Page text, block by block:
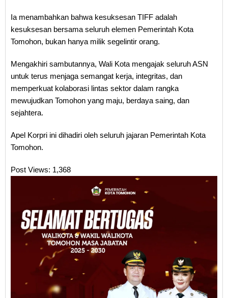
Ia menambahkan bahwa kesuksesan TIFF adalah
kesuksesan bersama seluruh elemen Pemerintah Kota
Tomohon, bukan hanya milik segelintir orang.
Mengakhiri sambutannya, Wali Kota mengajak seluruh ASN
untuk terus menjaga semangat kerja, integritas, dan
memperkuat kolaborasi lintas sektor dalam rangka
mewujudkan Tomohon yang maju, berdaya saing, dan
sejahtera.
Apel Korpri ini dihadiri oleh seluruh jajaran Pemerintah Kota
Tomohon.
Post Views: 1,368